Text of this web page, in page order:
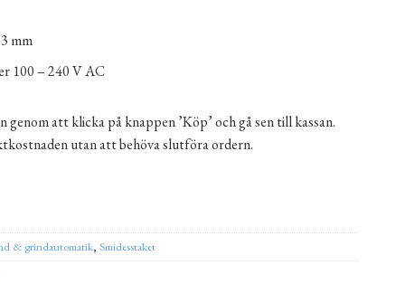
mm
100 – 240 V AC
att klicka på knappen ’Köp’ och gå sen till kassan.
utan att behöva slutföra ordern.
– smart hem-central för garageport och grind mängd
& grindautomatik, Smidesstaket